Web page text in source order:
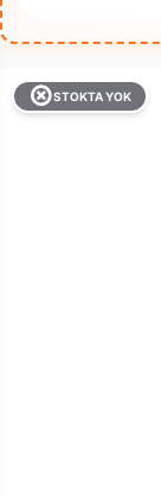
STOKTA YOK